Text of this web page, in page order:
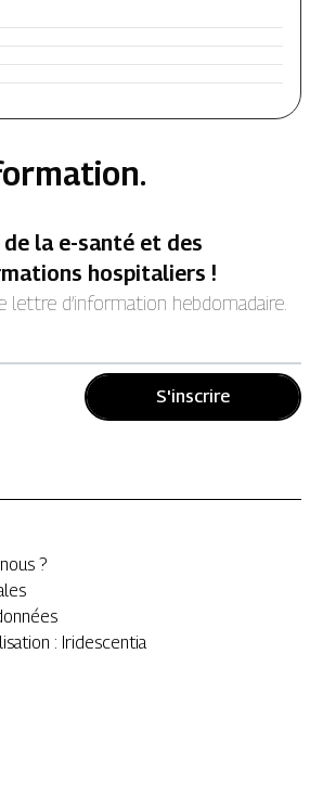
la e-santé et des
hospitaliers !
lettre d’information hebdomadaire.
S'inscrire
?
: Iridescentia